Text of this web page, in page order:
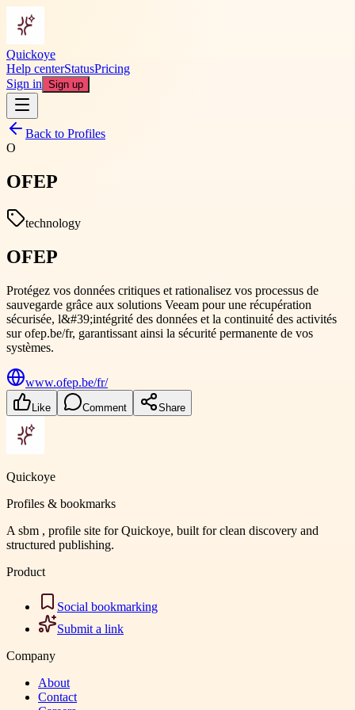
Quickoye
Help centerStatusPricing
Sign in Sign up
Back to Profiles
O
OFEP
technology
OFEP
Protégez vos données critiques et rationalisez vos processus de
sauvegarde grâce aux solutions Veeam pour une récupération
sécurisée, l&#39;intégrité des données et la continuité des activités
sur ofep.be/fr, garantissant ainsi la sécurité permanente de vos
systèmes.
www.ofep.be/fr/
Like Comment Share
Quickoye
Profiles & bookmarks
A sbm , profile site for Quickoye, built for clean discovery and
structured publishing.
Product
Social bookmarking
Submit a link
Company
About
Contact